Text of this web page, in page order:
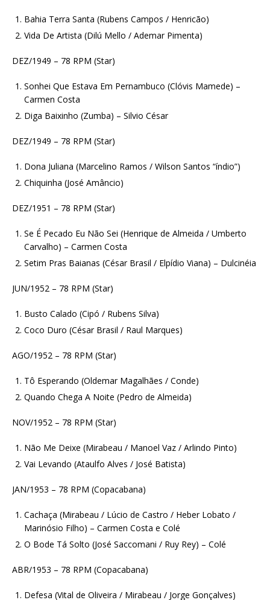
Bahia Terra Santa (Rubens Campos / Henricão)
Vida De Artista (Dilú Mello / Ademar Pimenta)
DEZ/1949 – 78 RPM (Star)
Sonhei Que Estava Em Pernambuco (Clóvis Mamede) –
Carmen Costa
Diga Baixinho (Zumba) – Silvio César
DEZ/1949 – 78 RPM (Star)
Dona Juliana (Marcelino Ramos / Wilson Santos “índio”)
Chiquinha (José Amâncio)
DEZ/1951 – 78 RPM (Star)
Se É Pecado Eu Não Sei (Henrique de Almeida / Umberto
Carvalho) – Carmen Costa
Setim Pras Baianas (César Brasil / Elpídio Viana) – Dulcinéia
JUN/1952 – 78 RPM (Star)
Busto Calado (Cipó / Rubens Silva)
Coco Duro (César Brasil / Raul Marques)
AGO/1952 – 78 RPM (Star)
Tô Esperando (Oldemar Magalhães / Conde)
Quando Chega A Noite (Pedro de Almeida)
NOV/1952 – 78 RPM (Star)
Não Me Deixe (Mirabeau / Manoel Vaz / Arlindo Pinto)
Vai Levando (Ataulfo Alves / José Batista)
JAN/1953 – 78 RPM (Copacabana)
Cachaça (Mirabeau / Lúcio de Castro / Heber Lobato /
Marinósio Filho) – Carmen Costa e Colé
O Bode Tá Solto (José Saccomani / Ruy Rey) – Colé
ABR/1953 – 78 RPM (Copacabana)
Defesa (Vital de Oliveira / Mirabeau / Jorge Gonçalves)